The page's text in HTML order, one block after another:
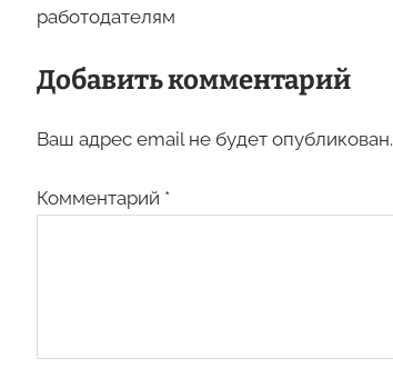
работодателям
Добавить комментарий
Ваш адрес email не будет опубликован.
Комментарий *